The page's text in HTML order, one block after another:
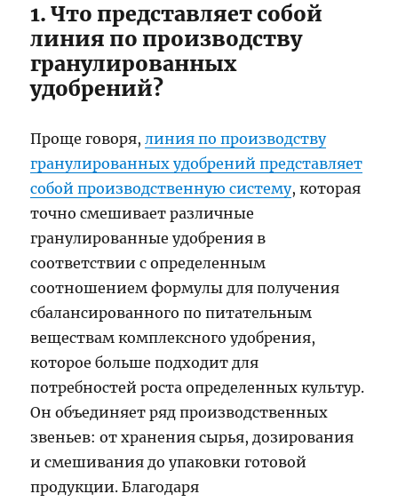
1. Что представляет собой
линия по производству
гранулированных
удобрений?
Проще говоря,линия по производству
гранулированных удобрений представляет
собой производственную систему, которая
точно смешивает различные
гранулированные удобрения в
соответствии с определенным
соотношением формулы для получения
сбалансированного по питательным
веществам комплексного удобрения,
которое больше подходит для
потребностей роста определенных культур.
Он объединяет ряд производственных
звеньев: от хранения сырья, дозирования
и смешивания до упаковки готовой
продукции. Благодаря